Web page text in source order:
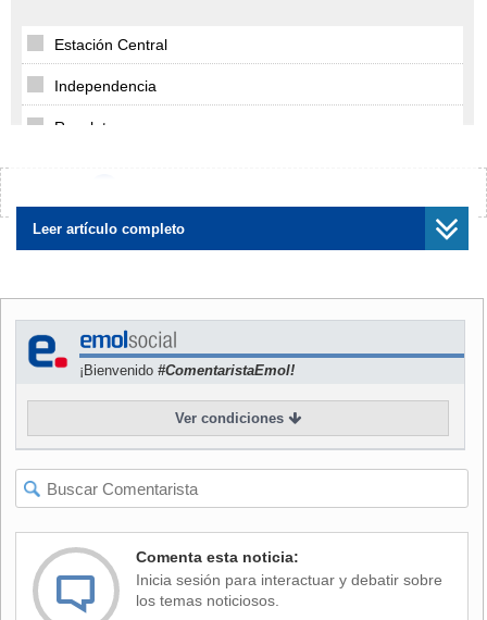
Estación Central
Independencia
Recoleta
¿De cuánto es el arancel que Estados Unidos le aplicará
30%
40%
50%
60%
puente que dejó al menos nueve fallecidos?
China
Leer artículo completo
¡Bienvenido #ComentaristaEmol!
Ver condiciones
Comenta esta noticia:
Inicia sesión para interactuar y debatir sobre
los temas noticiosos.